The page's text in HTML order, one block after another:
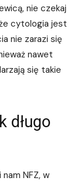
nie czekaj
cytologia jest
nie zarazi się
nawet
się takie
długo
NFZ, w